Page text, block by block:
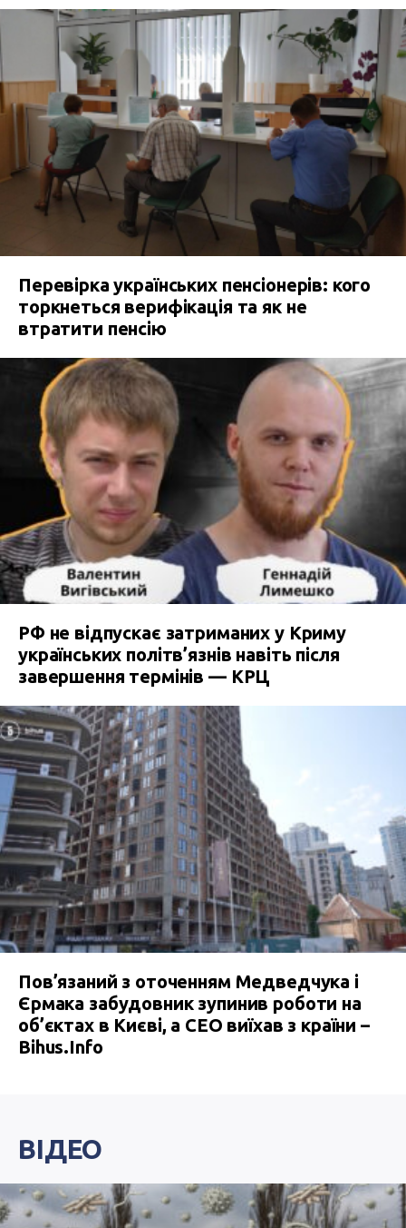
Перевірка українських пенсіонерів: кого
торкнеться верифікація та як не
втратити пенсію
РФ не відпускає затриманих у Криму
українських політв’язнів навіть після
завершення термінів — КРЦ
Пов’язаний з оточенням Медведчука і
Єрмака забудовник зупинив роботи на
об’єктах в Києві, а СЕО виїхав з країни –
Bihus.Info
ВІДЕО